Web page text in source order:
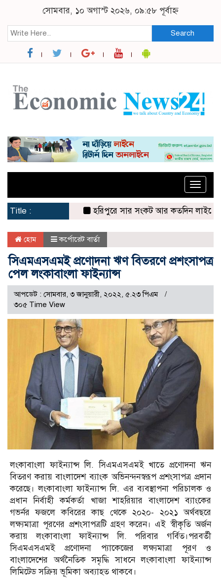
সোমবার, ১০ অগাস্ট ২০২৬, ০৯:৫৮ পূর্বাহ্ন
Search
Toggle
Title :
হরিপুরে সার সংকট আর কতদিন লাইনে
হোম কর্পোরেট বার্তা
সিএমএসএমই প্রণোদনা ঋণ বিতরণে প্রশংসাপত্র
পেল লংকাবাংলা ফাইন্যান্স
আপডেট : সোমবার, ৩ জানুয়ারী, ২০২২, ৫.২৩ পিএম
৩০৫ Time View
লংকাবাংলা ফাইন্যান্স লি. সিএমএসএমই খাতে প্রণোদনা ‌‌ঋন
বিতরণ করায় বাংলাদেশ ব্যাংক অভিনন্দনস্বরূপ প্রশংসাপত্র প্রদান
করেছে। লংকাবাংলা ফাইন্যান্স লি. এর ব্যবস্থাপনা পরিচালক ও
প্রধান নির্বাহী কর্মকর্তা খাজা শাহরিয়ার বাংলাদেশ ব্যাংকের
গভর্নর ফজলে কবিরের কাছ থেকে ২০২০- ২০২১ অর্থবছরে
লক্ষ্যমাত্রা পূরণের প্রশংসাপত্রটি গ্রহণ করেন। এই স্বীকৃতি অর্জন
করায় লংকাবাংলা ফাইন্যান্স লি. পরিবার গর্বিত।পরবর্তী
সিএমএসএমই প্রণোদনা প্যাকেজের লক্ষ্যমাত্রা পূরণ ও
বাংলাদেশের অর্থনৈতিক সমৃদ্ধি সাধনে লংকাবাংলা ফাইন্যান্স
লিমিটেড সক্রিয় ভূমিকা অব্যাহত থাকবে।